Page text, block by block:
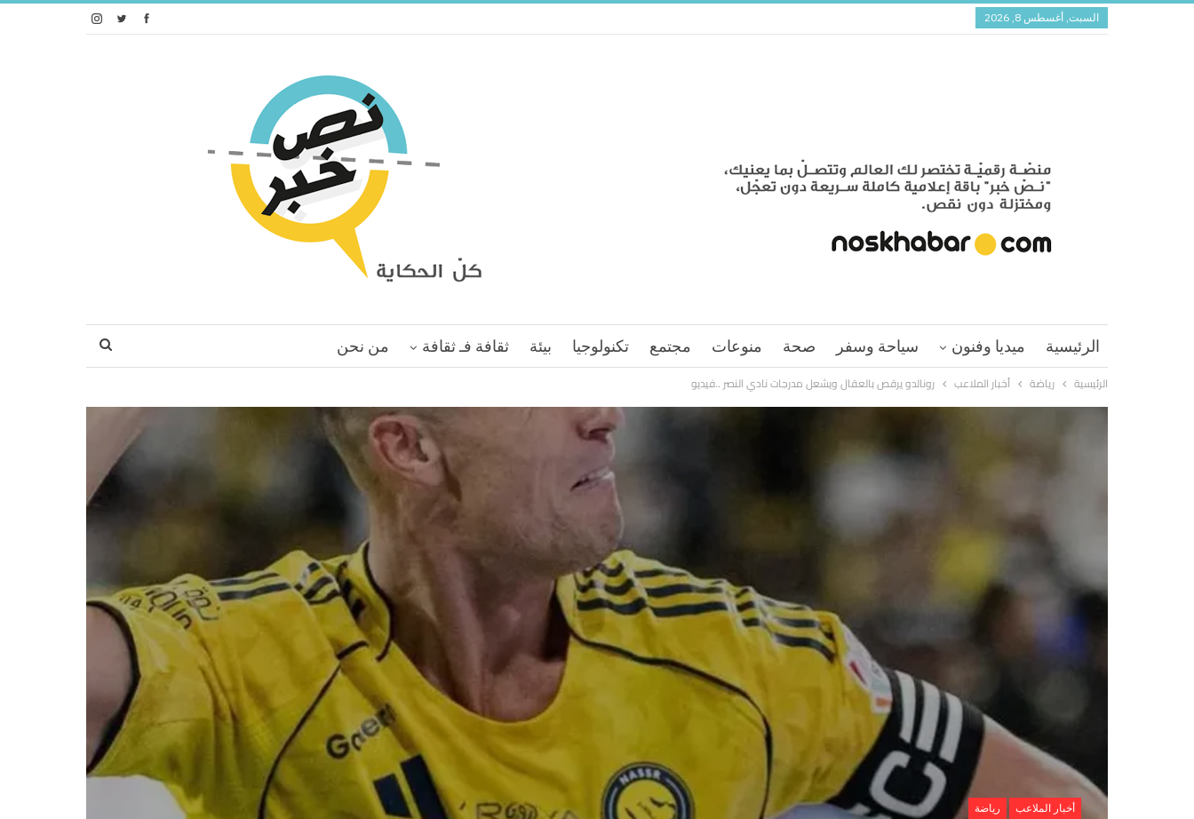
السبت, أغسطس 8, 2026
الرئيسية ميديا وفنون سياحة وسفر صحة منوعات مجتمع تكنولوجيا بيئة ثقافة فـ ثقافة
من نحن
الرئيسية
رياضة أخبار الملاعب رونالدو يرقص بالعقال ويشعل مدرجات نادي النصر ..فيديو
أخبار الملاعب رياضة